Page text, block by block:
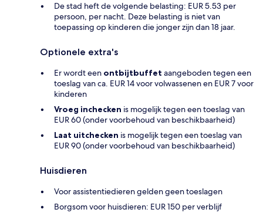
De stad heft de volgende belasting: EUR 5.53 per
persoon, per nacht. Deze belasting is niet van
toepassing op kinderen die jonger zijn dan 18 jaar.
Optionele extra's
Er wordt een ontbijtbuffet aangeboden tegen een
toeslag van ca. EUR 14 voor volwassenen en EUR 7 voor
kinderen
Vroeg inchecken is mogelijk tegen een toeslag van
EUR 60 (onder voorbehoud van beschikbaarheid)
Laat uitchecken is mogelijk tegen een toeslag van
EUR 90 (onder voorbehoud van beschikbaarheid)
Huisdieren
Voor assistentiedieren gelden geen toeslagen
Borgsom voor huisdieren: EUR 150 per verblijf